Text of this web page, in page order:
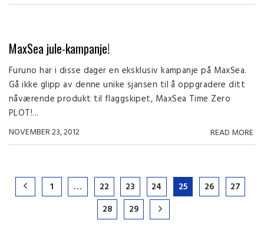
MaxSea jule-kampanje!
Furuno har i disse dager en eksklusiv kampanje på MaxSea.
Gå ikke glipp av denne unike sjansen til å oppgradere ditt
nåværende produkt til flaggskipet, MaxSea Time Zero
PLOT!...
NOVEMBER 23, 2012 READ MORE
1 … 22 23 24 25 26
27
28
29